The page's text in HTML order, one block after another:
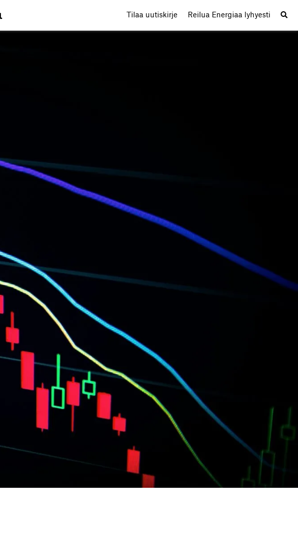
Tilaa uutiskirje Reilua Energiaa lyhyesti